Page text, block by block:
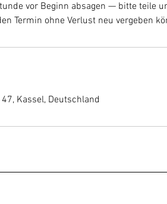
vor Beginn absagen — bitte teile
Termin ohne Verlust neu vergeben
Kassel, Deutschland